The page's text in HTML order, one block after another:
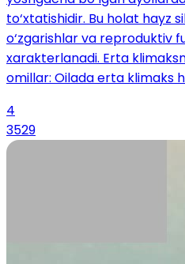
to‘xtatishidir. Bu holat hayz
o‘zgarishlar va reproduktiv
xarakterlanadi. Erta
omillar: Oilada erta klimaks
4
3529